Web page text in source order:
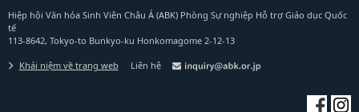
Hiệp hội Văn hóa Sinh Viên Châu Á (ABK) Phòng Sự nghiệp Hỗ trợ Giáo dục Quốc
tế
113-8642, Tokyo-to Bunkyo-ku Honkomagome 2-12-13
Khái niệm về trang web Liên hệ